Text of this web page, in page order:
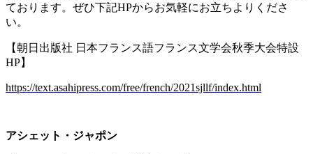
ております。ぜひ下記HPからお気軽にお立ちよりくださ
い。
【朝日出版社 日本フランス語フランス文学会秋季大会特設
HP】
https://text.asahipress.com/free/french/2021sjllf/index.html
アシェット・ジャポン